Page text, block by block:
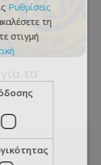
τα
Ρυθμίσεις
τη
στιγμή